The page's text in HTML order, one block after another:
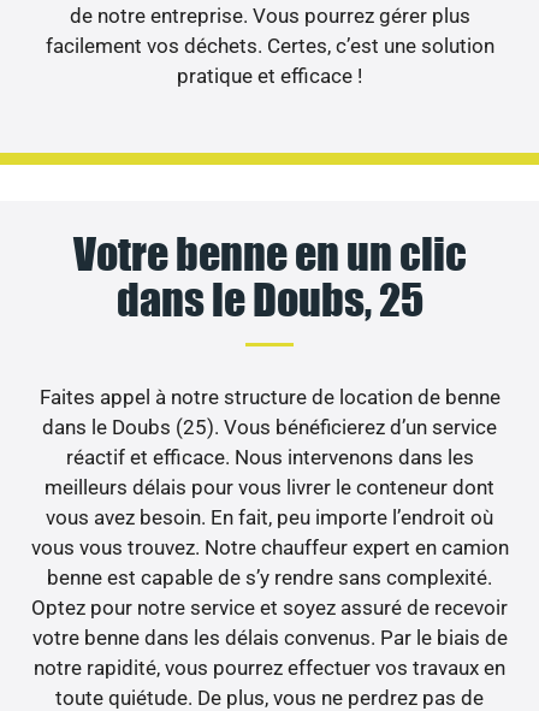
de notre entreprise. Vous pourrez gérer plus
facilement vos déchets. Certes, c’est une solution
pratique et efficace !
Votre benne en un clic
dans le Doubs, 25
Faites appel à notre structure de location de benne
dans le Doubs (25). Vous bénéficierez d’un service
réactif et efficace. Nous intervenons dans les
meilleurs délais pour vous livrer le conteneur dont
vous avez besoin. En fait, peu importe l’endroit où
vous vous trouvez. Notre chauffeur expert en camion
benne est capable de s’y rendre sans complexité.
Optez pour notre service et soyez assuré de recevoir
votre benne dans les délais convenus. Par le biais de
notre rapidité, vous pourrez effectuer vos travaux en
toute quiétude. De plus, vous ne perdrez pas de